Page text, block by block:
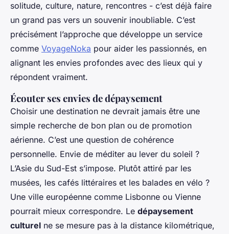
solitude, culture, nature, rencontres - c’est déjà faire
un grand pas vers un souvenir inoubliable. C’est
précisément l’approche que développe un service
comme VoyageNoka pour aider les passionnés, en
alignant les envies profondes avec des lieux qui y
répondent vraiment.
Écouter ses envies de dépaysement
Choisir une destination ne devrait jamais être une
simple recherche de bon plan ou de promotion
aérienne. C’est une question de cohérence
personnelle. Envie de méditer au lever du soleil ?
L’Asie du Sud-Est s’impose. Plutôt attiré par les
musées, les cafés littéraires et les balades en vélo ?
Une ville européenne comme Lisbonne ou Vienne
pourrait mieux correspondre. Le dépaysement
culturel ne se mesure pas à la distance kilométrique,